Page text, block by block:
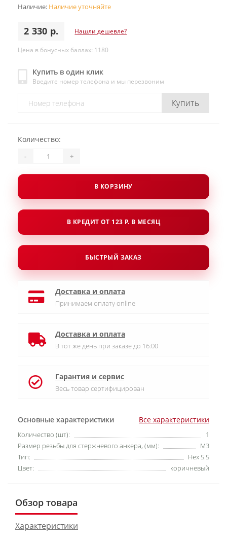
Наличие: Наличие уточняйте
2 330 р. Нашли дешевле?
Цена в бонусных баллах: 1180
Купить в один клик
Введите номер телефона и мы перезвоним
Купить
Основные характеристики Все характеристики
Количество (шт):
1
Размер резьбы для стержневого анкера, (мм):
M3
Тип:
Hex 5.5
Цвет:
коричневый
Количество:
- +
В КОРЗИНУ
В КРЕДИТ ОТ 123 Р. В МЕСЯЦ
БЫСТРЫЙ ЗАКАЗ
Доставка и оплата
Принимаем оплату online
Доставка и оплата
В тот же день при заказе до 16:00
Гарантия и сервис
Весь товар сертифицирован
Обзор товара
Характеристики